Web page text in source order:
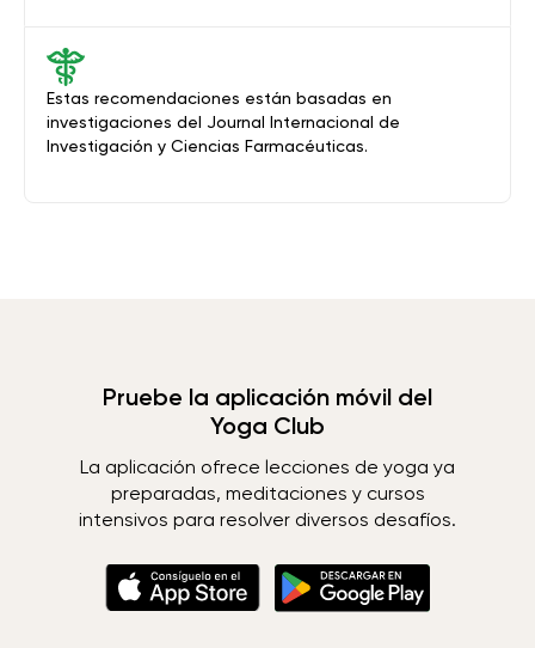
Estas recomendaciones están basadas en
investigaciones del Journal Internacional de
Investigación y Ciencias Farmacéuticas.
Pruebe la aplicación móvil del
Yoga Club
La aplicación ofrece lecciones de yoga ya
preparadas, meditaciones y cursos
intensivos para resolver diversos desafíos.